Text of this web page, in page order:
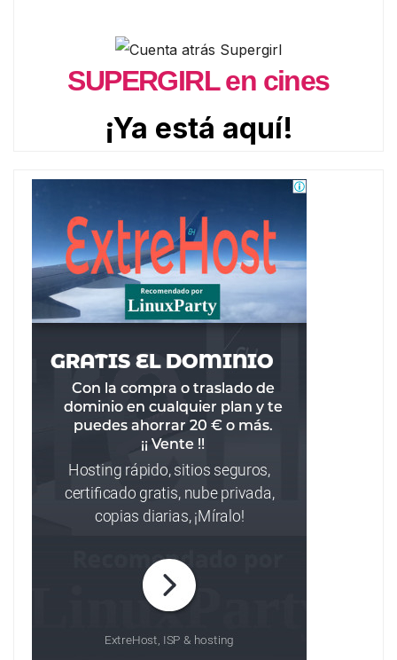
SUPERGIRL en cines
¡Ya está aquí!